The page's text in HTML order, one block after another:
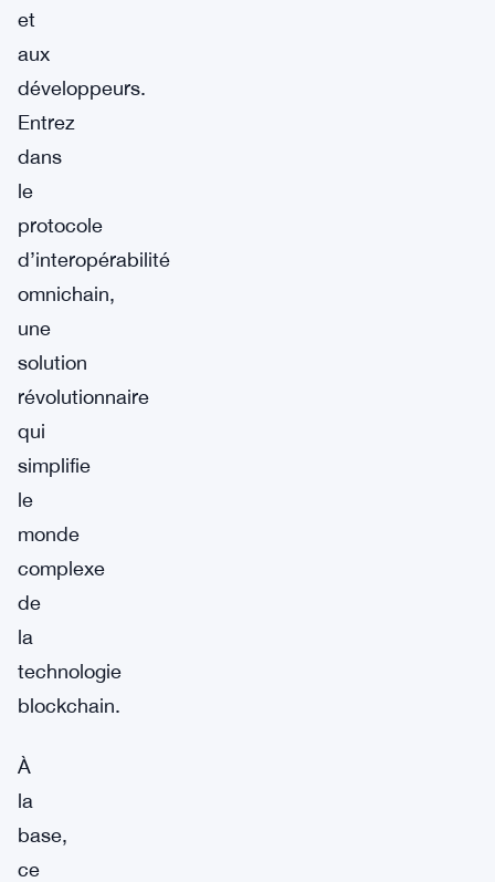
et
aux
développeurs.
Entrez
dans
le
protocole
d’interopérabilité
omnichain,
une
solution
révolutionnaire
qui
simplifie
le
monde
complexe
de
la
technologie
blockchain.
À
la
base,
ce